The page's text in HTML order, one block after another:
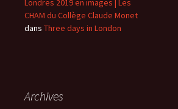
Londres 2019 en images | Les
CHAM du Collège Claude Monet
dans Three days in London
Archives